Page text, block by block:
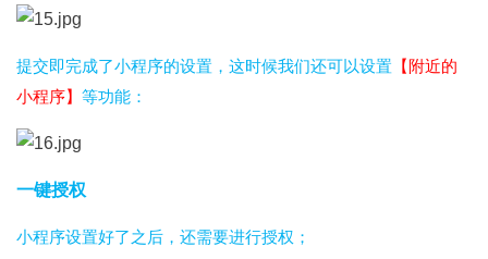
提交即完成了小程序的设置，这时候我们还可以设置 【附近的
小程序】 等功能：
一键授权
小程序设置好了之后，还需要进行授权；